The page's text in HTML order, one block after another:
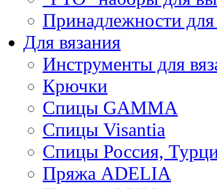
Принадлежности
Для вязания
Инструменты для
Крючки
Спицы GAMMA
Спицы Visantia
Спицы Россия,
Пряжа ADELIA